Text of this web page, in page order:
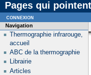
Pages qui
Navigation
Thermographie infrarouge,
accueil
ABC de la thermographie
Librairie
Articles
connexion